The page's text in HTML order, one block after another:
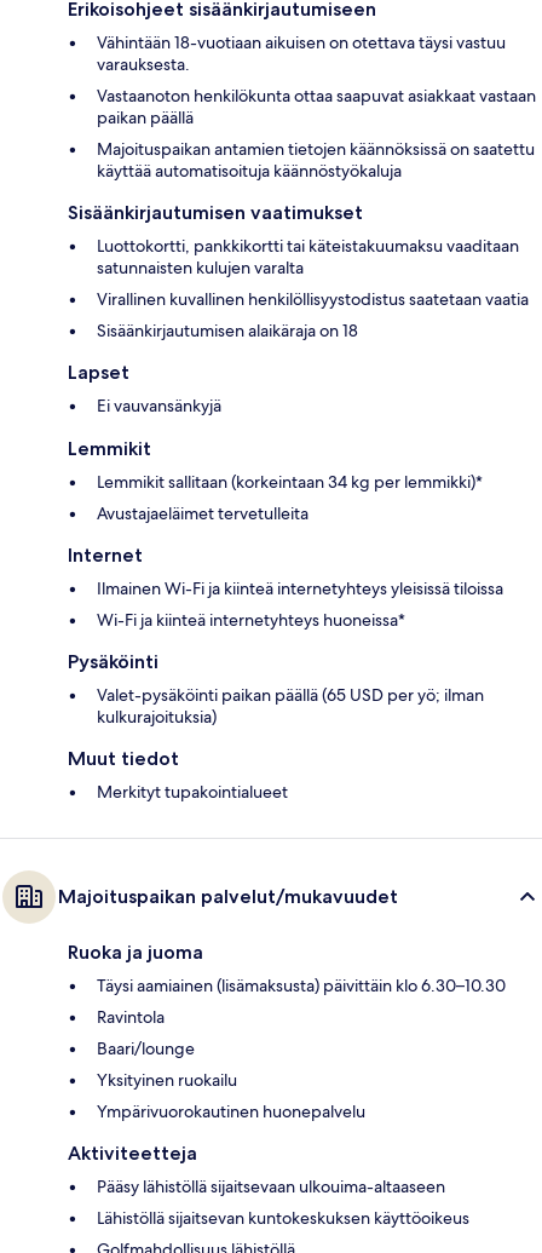
Erikoisohjeet sisäänkirjautumiseen
Vähintään 18-vuotiaan aikuisen on otettava täysi vastuu
varauksesta.
Vastaanoton henkilökunta ottaa saapuvat asiakkaat vastaan
paikan päällä
Majoituspaikan antamien tietojen käännöksissä on saatettu
käyttää automatisoituja käännöstyökaluja
Sisäänkirjautumisen vaatimukset
Luottokortti, pankkikortti tai käteistakuumaksu vaaditaan
satunnaisten kulujen varalta
Virallinen kuvallinen henkilöllisyystodistus saatetaan vaatia
Sisäänkirjautumisen alaikäraja on 18
Lapset
Ei vauvansänkyjä
Lemmikit
Lemmikit sallitaan (korkeintaan 34 kg per lemmikki)*
Avustajaeläimet tervetulleita
Internet
Ilmainen Wi-Fi ja kiinteä internetyhteys yleisissä tiloissa
Wi-Fi ja kiinteä internetyhteys huoneissa*
Pysäköinti
Valet-pysäköinti paikan päällä (65 USD per yö; ilman
kulkurajoituksia)
Muut tiedot
Merkityt tupakointialueet
Majoituspaikan palvelut/mukavuudet
Ruoka ja juoma
Täysi aamiainen (lisämaksusta) päivittäin klo 6.30–10.30
Ravintola
Baari/lounge
Yksityinen ruokailu
Ympärivuorokautinen huonepalvelu
Aktiviteetteja
Pääsy lähistöllä sijaitsevaan ulkouima-altaaseen
Lähistöllä sijaitsevan kuntokeskuksen käyttöoikeus